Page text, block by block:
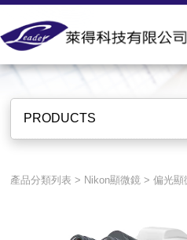
PRODUCTS
PRODUCTS
產品分類列表 > Nikon顯微鏡 >偏光顯